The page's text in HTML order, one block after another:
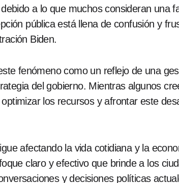
a lo que muchos consideran una
pública está llena de confusión y
Biden.
fenómeno como un reflejo de una
del gobierno. Mientras algunos
los recursos y afrontar este
afectando la vida cotidiana y la
claro y efectivo que brinde a los
y decisiones políticas